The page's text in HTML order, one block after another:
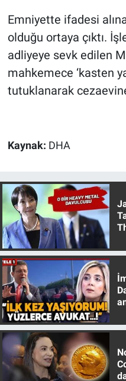
Emniyette ifadesi
olduğu ortaya çıktı.
adliyeye sevk edilen
mahkemece ‘kasten
tutuklanarak
Kaynak: DHA